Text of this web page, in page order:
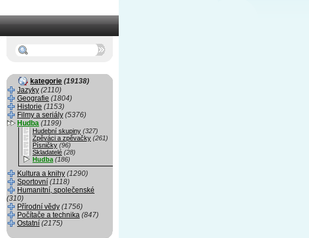
kategorie (19138)
Jazyky (2110)
Geografie (1804)
Historie (1153)
Filmy a seriály (5376)
Hudba (1199)
Hudební skupiny (327)
Zpěváci a zpěvačky (261)
Písničky (96)
Skladatelé (28)
Hudba (186)
Kultura a knihy (1290)
Sportovní (1118)
Humanitní, společenské
(310)
Přírodní vědy (1756)
Počítače a technika (847)
Ostatní (2175)